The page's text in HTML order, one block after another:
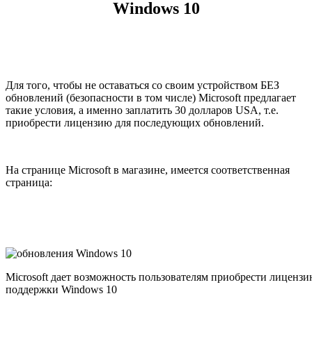
Windows 10
Для того, чтобы не оставаться со своим устройством БЕЗ
обновлений (безопасности в том числе) Microsoft предлагает
такие условия, а именно заплатить 30 долларов USA, т.е.
приобрести лицензию для последующих обновлений.
На странице Microsoft в магазине, имеется соответственная
страница:
Microsoft дает возможность пользователям приобрести
поддержки Windows 10